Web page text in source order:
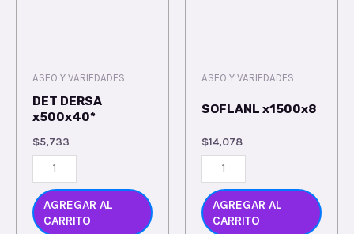
ASEO Y VARIEDADES
DET DERSA
x500x40*
$5,733
AGREGAR AL
CARRITO
ASEO Y VARIEDADES
SOFLANL x1500x8
$14,078
AGREGAR AL
CARRITO